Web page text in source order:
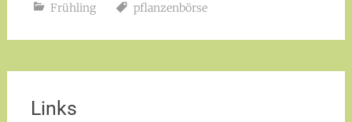
Frühling pflanzenbörse
Links